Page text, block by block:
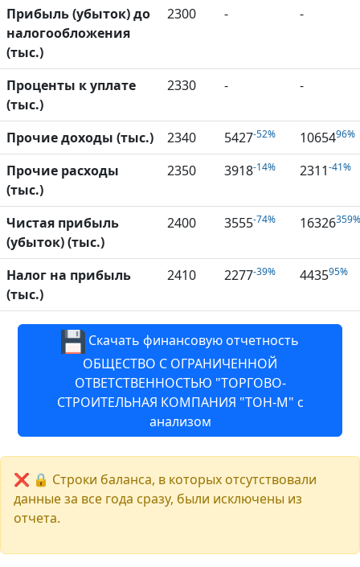
Прибыль (убыток) до
налогообложения
(тыс.)
2300 - -
Проценты к уплате
(тыс.)
2330 - -
Прочие доходы (тыс.) 2340 5427-52% 1065496%
Прочие расходы
(тыс.)
2350 3918-14% 2311-41%
Чистая прибыль
(убыток) (тыс.)
2400 3555-74% 16326359%
Налог на прибыль
(тыс.)
2410 2277-39% 443595%
Скачать финансовую отчетность
ОБЩЕСТВО С ОГРАНИЧЕННОЙ
ОТВЕТСТВЕННОСТЬЮ "ТОРГОВО-
СТРОИТЕЛЬНАЯ КОМПАНИЯ "ТОН-М" с
анализом
❌ 🔒 Строки баланса, в которых отсутствовали
данные за все года сразу, были исключены из
отчета.